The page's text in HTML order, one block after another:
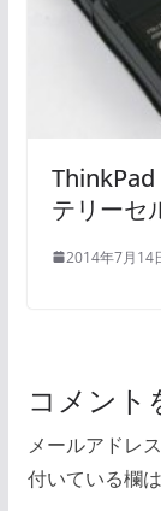
ThinkPad
テリーセ
2014年7月14
コメント
メールアドレ
付いている欄